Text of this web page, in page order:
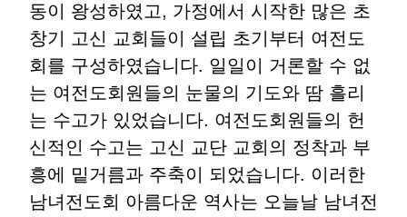
동이 왕성하였고, 가정에서 시작한 많은 초
창기 고신 교회들이 설립 초기부터 여전도
회를 구성하였습니다. 일일이 거론할 수 없
는 여전도회원들의 눈물의 기도와 땀 흘리
는 수고가 있었습니다. 여전도회원들의 헌
신적인 수고는 고신 교단 교회의 정착과 부
흥에 밑거름과 주축이 되었습니다. 이러한
남녀전도회 아름다운 역사는 오늘날 남녀전